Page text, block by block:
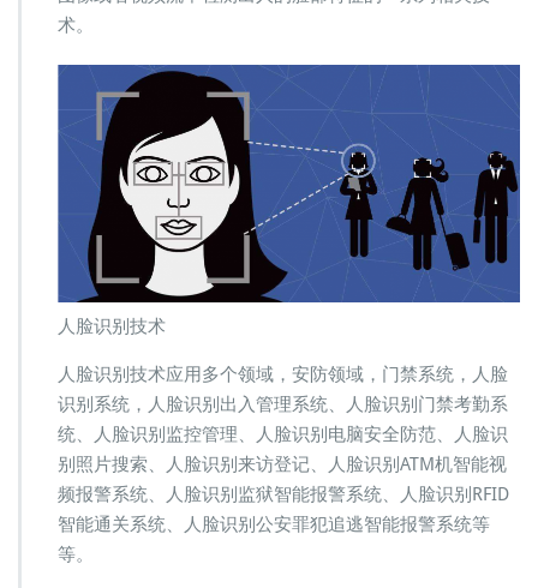
件
术。
人脸识别技术
人脸识别技术应用多个领域，安防领域，门禁系统，人脸
识别系统，人脸识别出入管理系统、人脸识别门禁考勤系
统、人脸识别监控管理、人脸识别电脑安全防范、人脸识
别照片搜索、人脸识别来访登记、人脸识别ATM机智能视
频报警系统、人脸识别监狱智能报警系统、人脸识别RFID
智能通关系统、人脸识别公安罪犯追逃智能报警系统等
等。